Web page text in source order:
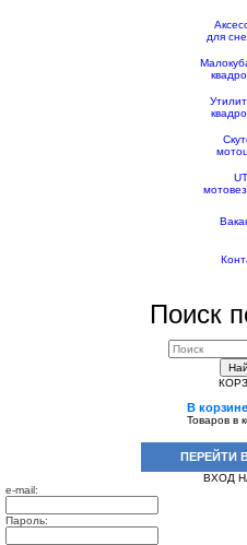
для
Поиск
В
Товаров в
ПЕРЕЙТИ
ВХОД
e-mail:
Пароль: